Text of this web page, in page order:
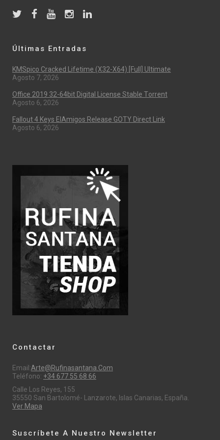
Últimas Entradas
KMSpico Cracked Lifetime (x32-X64) [Full] Ultimate
Agosto 7, 2026
Office 2019 32-64bit Digital License Stable Tоrrеnt
Agosto 6, 2026
Fallout 4 Keys ElAmigos Release GOTY Direct Link
Agosto 6, 2026
Contactar
Email:Arte@rufinasantana.com
Teléfono: +34 677 55 68 66
Calle Los Reyes, 155
35550 San Bartolomé- Lanzarote, Islas Canarias, España.
Ver Mapa
Suscríbete A Nuestro Newsletter